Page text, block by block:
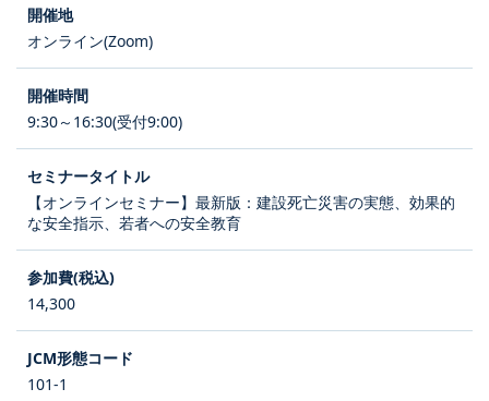
オンライン(Zoom)
9:30～16:30(受付9:00)
【オンラインセミナー】最新版：建設死亡災害の実態、効果的
な安全指示、若者への安全教育
14,300
101-1